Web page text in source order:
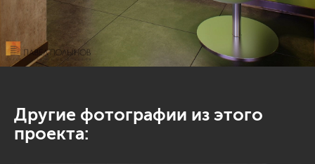
Другие фотографии из этого
проекта: